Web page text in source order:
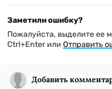
Заметили ошибку?
Пожалуйста, выделите ее
Ctrl+Enter или Отправить
Добавить